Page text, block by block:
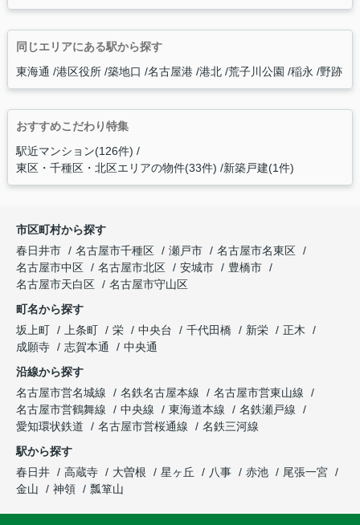
同じエリアにある駅から探す
東海通
港区役所 築地口 名古屋港 港北 荒子川公園 稲永 野跡
おすすめこだわり特集
駅近マンション(126件)
東区・千種区・北区エリアの物件(33件) 新築戸建(1件)
市区町村から探す
春日井市
名古屋市千種区 瀬戸市
名古屋市名東区
名古屋市中区
名古屋市北区 安城市
豊橋市
名古屋市天白区
名古屋市守山区
町名から探す
坂上町
上条町 栄 中央台 千代田橋 新栄
正木
成願寺
志賀本通
中央通
沿線から探す
名古屋市営名城線
名鉄名古屋本線
名古屋市営東山線
名古屋市営鶴舞線
中央線 東海道本線
名鉄瀬戸線
愛知環状鉄道
名古屋市営桜通線
名鉄三河線
駅から探す
春日井
高蔵寺 大曽根 星ヶ丘 八事 赤池
尾張一宮
金山
神領 瓢箪山